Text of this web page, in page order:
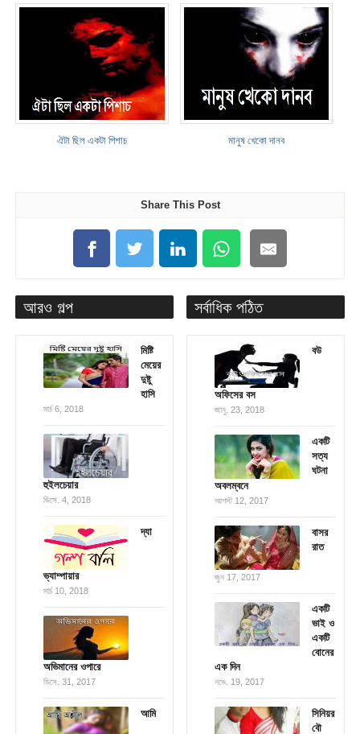
ঐটা ছিল একটা পিশাচ মানুষ খেকো দানব
Share This Post
আরও গল্প
মিষ্টি
মেয়ের
দুষ্টু
হাসি
মার্চ 6, 2018
হুইলচেয়ার
ডিসে. 4, 2018
দ্যা
ভ্যাম্পায়ার
মার্চ 10, 2018
অভিমানের ওপারে
ডিসে. 31, 2017
আমি
সর্বাধিক পঠিত
বউ
অফিসের বস
জানু. 23, 2018
একটি
সত্য
ঘটনা
অবলম্বনে
আগস্ট 12, 2017
বাসর
রাত
জুন 17, 2017
একটি
ভাই ও
একটি
বোনের
এক দিন
নভে. 19, 2017
সিনিয়র
বৌ